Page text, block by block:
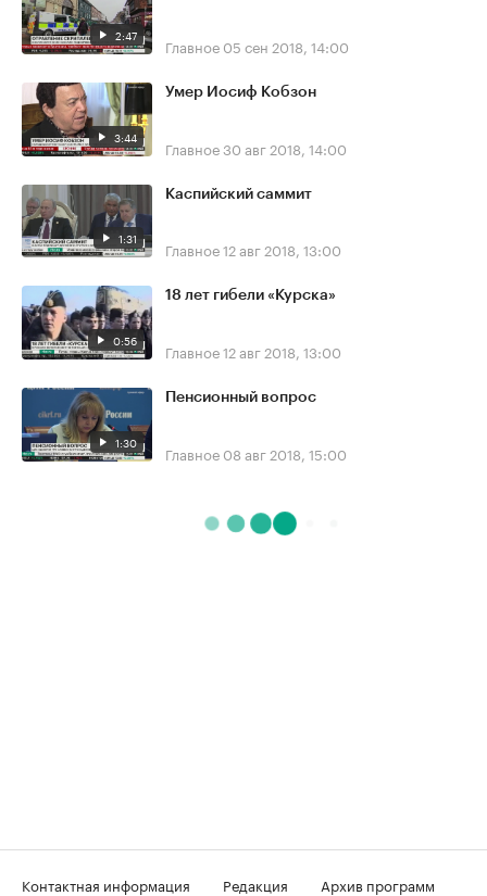
2:47 Главное 05 сен 2018, 14:00
3:44
Умер Иосиф Кобзон
Главное30 авг 2018, 14:00
1:31
Каспийский саммит
Главное12 авг 2018, 13:00
0:56
18 лет гибели «Курска»
Главное12 авг 2018, 13:00
1:30
Пенсионный вопрос
Главное 08 авг 2018, 15:00
Контактная информация Редакция
Архив программ